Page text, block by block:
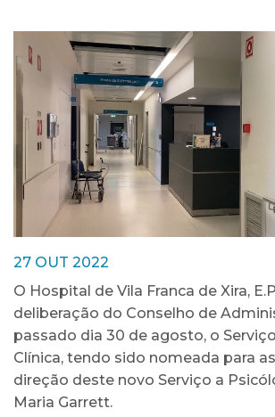
27 OUT 2022
O Hospital de Vila Franca de Xira,
deliberação do Conselho de
passado dia 30 de agosto, o
Clínica, tendo sido nomeada para
direção deste novo Serviço a
Maria Garrett.